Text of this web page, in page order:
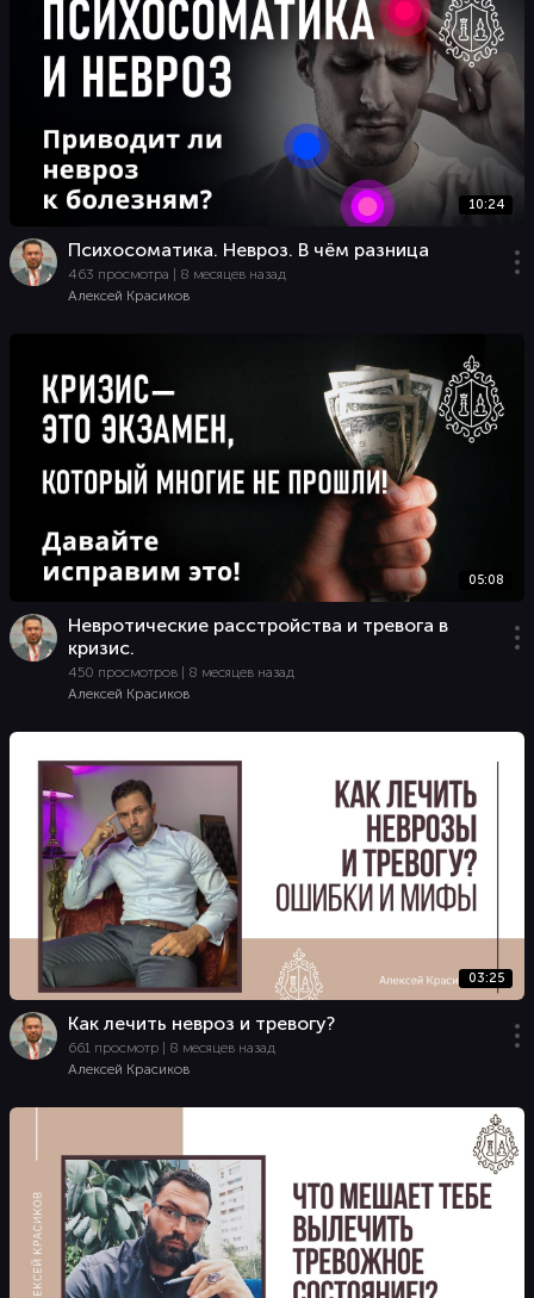
10:24
Психосоматика. Невроз. В чём разница
463 просмотра | 8 месяцев назад
Алексей Красиков
05:08
Невротические расстройства и тревога в
кризис.
450 просмотров | 8 месяцев назад
Алексей Красиков
03:25
Как лечить невроз и тревогу?
661 просмотр | 8 месяцев назад
Алексей Красиков